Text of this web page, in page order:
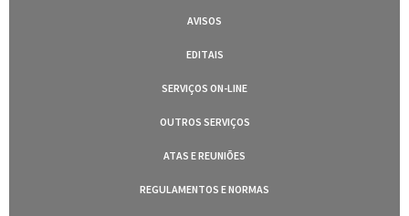
AVISOS
EDITAIS
SERVIÇOS ON-LINE
OUTROS SERVIÇOS
ATAS E REUNIÕES
REGULAMENTOS E NORMAS